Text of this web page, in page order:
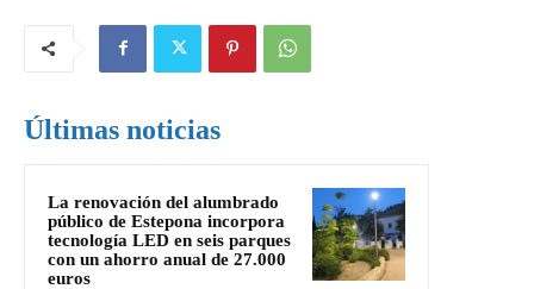
Últimas noticias
La renovación del alumbrado
público de Estepona incorpora
tecnología LED en seis parques
con un ahorro anual de 27.000
euros